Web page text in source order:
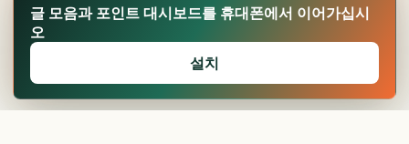
글 모음과 포인트 대시보드를 휴대폰에서 이어가십시
오
설치